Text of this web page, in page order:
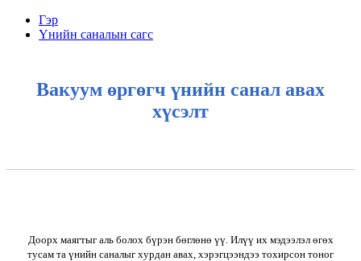
Гэр
Үнийн саналын сагс
Вакуум өргөгч үнийн санал авах
хүсэлт
Доорх маягтыг аль болох бүрэн бөглөнө үү. Илүү их мэдээлэл өгөх
тусам та үнийн саналыг хурдан авах, хэрэгцээндээ тохирсон тоног